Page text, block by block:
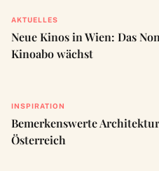
AKTUELLES
Neue Kinos in Wien: Das
Kinoabo wächst
INSPIRATION
Bemerkenswerte
Österreich